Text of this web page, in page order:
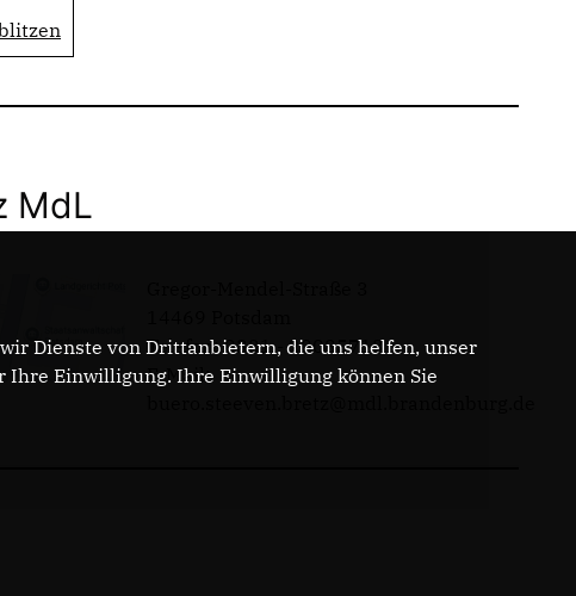
MdL
Telefon: 0331 - 20085713
E-Mail:
Dienste von Drittanbietern, die uns helfen, unser
Ihre Einwilligung. Ihre Einwilligung können Sie